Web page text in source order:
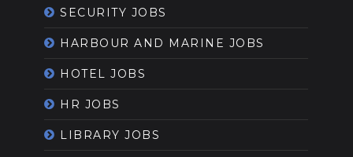
SECURITY JOBS
HARBOUR AND MARINE JOBS
HOTEL JOBS
HR JOBS
LIBRARY JOBS